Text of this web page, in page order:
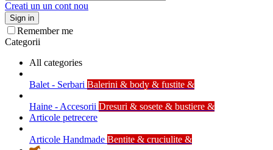
Creati un un cont nou
Sign in
Remember me
Categorii
All categories
Balet - Serbari Balerini & body & fustite &
Haine - Accesorii Dresuri & sosete & bustiere &
Articole petrecere
Articole Handmade Bentite & cruciulite &